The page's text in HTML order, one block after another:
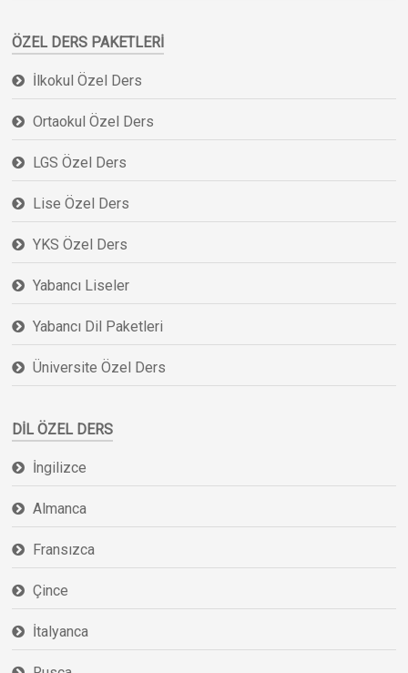
ÖZEL DERS PAKETLERI
İlkokul Özel Ders
Ortaokul Özel Ders
LGS Özel Ders
Lise Özel Ders
YKS Özel Ders
Yabancı Liseler
Yabancı Dil Paketleri
Üniversite Özel Ders
DIL ÖZEL DERS
İngilizce
Almanca
Fransızca
Çince
İtalyanca